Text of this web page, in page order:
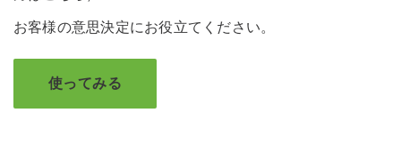
お客様の意思決定にお役立てください。
使ってみる